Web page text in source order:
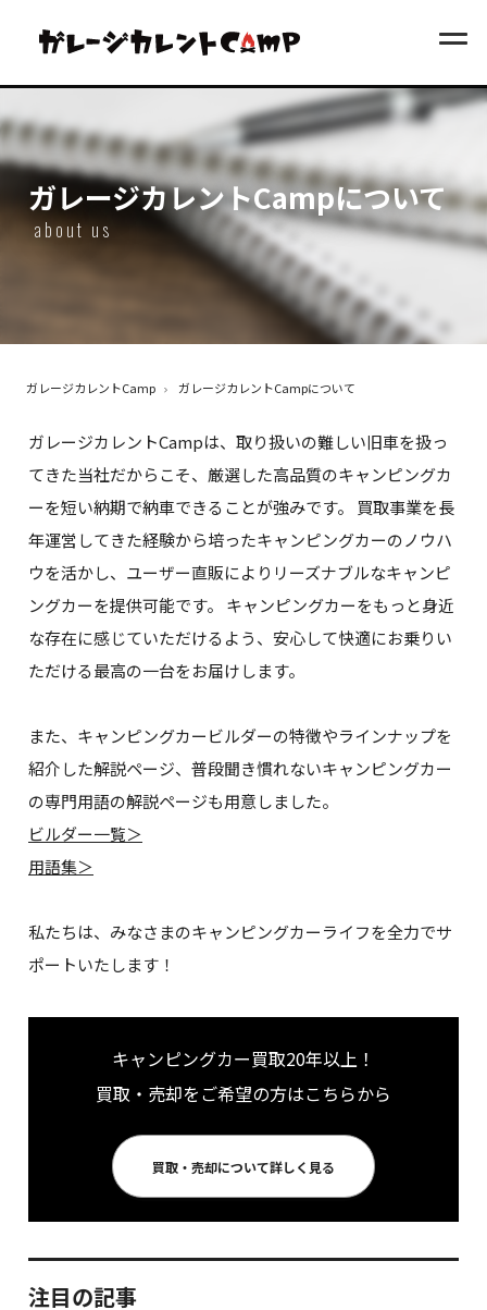
ガレージカレントCampについて
about us
ガレージカレントCamp ガレージカレントCampについて
ガレージカレントCampは、取り扱いの難しい旧車を扱っ
てきた当社だからこそ、厳選した高品質のキャンピングカ
ーを短い納期で納車できることが強みです。 買取事業を長
年運営してきた経験から培ったキャンピングカーのノウハ
ウを活かし、ユーザー直販によりリーズナブルなキャンピ
ングカーを提供可能です。 キャンピングカーをもっと身近
な存在に感じていただけるよう、安心して快適にお乗りい
ただける最高の一台をお届けします。
また、キャンピングカービルダーの特徴やラインナップを
紹介した解説ページ、普段聞き慣れないキャンピングカー
の専門用語の解説ページも用意しました。
ビルダー一覧＞
用語集＞
私たちは、みなさまのキャンピングカーライフを全力でサ
ポートいたします！
キャンピングカー買取20年以上！
買取・売却をご希望の方はこちらから
買取・売却について詳しく見る
注目の記事